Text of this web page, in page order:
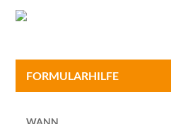
FORMULARHILFE
WANN